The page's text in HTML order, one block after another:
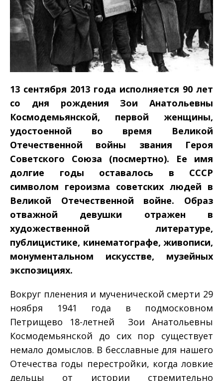
13 сентября 2013 года исполняется 90 лет
со дня рождения Зои Анатольевны
Космодемьянской, первой женщины,
удостоенной во время Великой
Отечественной войны звания Героя
Советского Союза (посмертно). Ее имя
долгие годы оставалось в СССР
символом героизма советских людей в
Великой Отечественной войне. Образ
отважной девушки отражен в
художественной литературе,
публицистике, кинематографе, живописи,
монументальном искусстве, музейных
экспозициях.
Вокруг пленения и мученической смерти 29
ноября 1941 года в подмосковном
Петрищево 18-­летней Зои Анатольевны
Космодемьянской до сих пор существует
немало домыслов. В бесславные для нашего
Отечества годы перестройки, когда ловкие
дельцы от истории стремительно